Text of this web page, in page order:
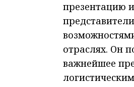
презентацию
отраслях. Он
важнейшее